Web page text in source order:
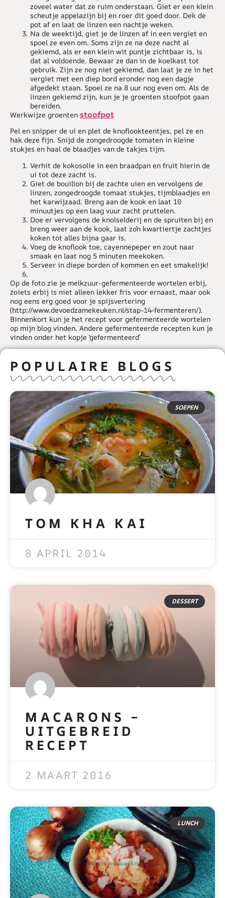
zoveel water dat ze ruim onderstaan. Giet er een klein
scheutje appelazijn bij en roer dit goed door. Dek de
pot af en laat de linzen een nachtje weken.
Na de weektijd, giet je de linzen af in een vergiet en
spoel ze even om. Soms zijn ze na deze nacht al
gekiemd, als er een klein wit puntje zichtbaar is, is
dat al voldoende. Bewaar ze dan in de koelkast tot
gebruik. Zijn ze nog niet gekiemd, dan laat je ze in het
vergiet met een diep bord eronder nog een dagje
afgedekt staan. Spoel ze na 8 uur nog even om. Als de
linzen gekiemd zijn, kun je je groenten stoofpot gaan
bereiden.
Werkwijze groenten stoofpot
Pel en snipper de ui en plet de knoflookteentjes, pel ze en
hak deze fijn. Snijd de zongedroogde tomaten in kleine
stukjes en haal de blaadjes van de takjes tijm.
Verhit de kokosolie in een braadpan en fruit hierin de
ui tot deze zacht is.
Giet de bouillon bij de zachte uien en vervolgens de
linzen, zongedroogde tomaat stukjes, tijmblaadjes en
het karwijzaad. Breng aan de kook en laat 10
minuutjes op een laag vuur zacht pruttelen.
Doe er vervolgens de knolselderij en de spruiten bij en
breng weer aan de kook, laat zo’n kwartiertje zachtjes
koken tot alles bijna gaar is.
Voeg de knoflook toe, cayennepeper en zout naar
smaak en laat nog 5 minuten meekoken.
Serveer in diepe borden of kommen en eet smakelijk!
Op de foto zie je melkzuur-gefermenteerde wortelen erbij,
zoiets erbij is niet alleen lekker fris voor ernaast, maar ook
nog eens erg goed voor je spijsvertering
(http://www.devoedzamekeuken.nl/stap-14-fermenteren/).
Binnenkort kun je het recept voor gefermenteerde wortelen
op mijn blog vinden. Andere gefermenteerde recepten kun je
vinden onder het kopje ‘gefermenteerd’
POPULAIRE BLOGS
SOEPEN
TOM KHA KAI
8 APRIL 2014
DESSERT
MACARONS –
UITGEBREID
RECEPT
2 MAART 2016
LUNCH